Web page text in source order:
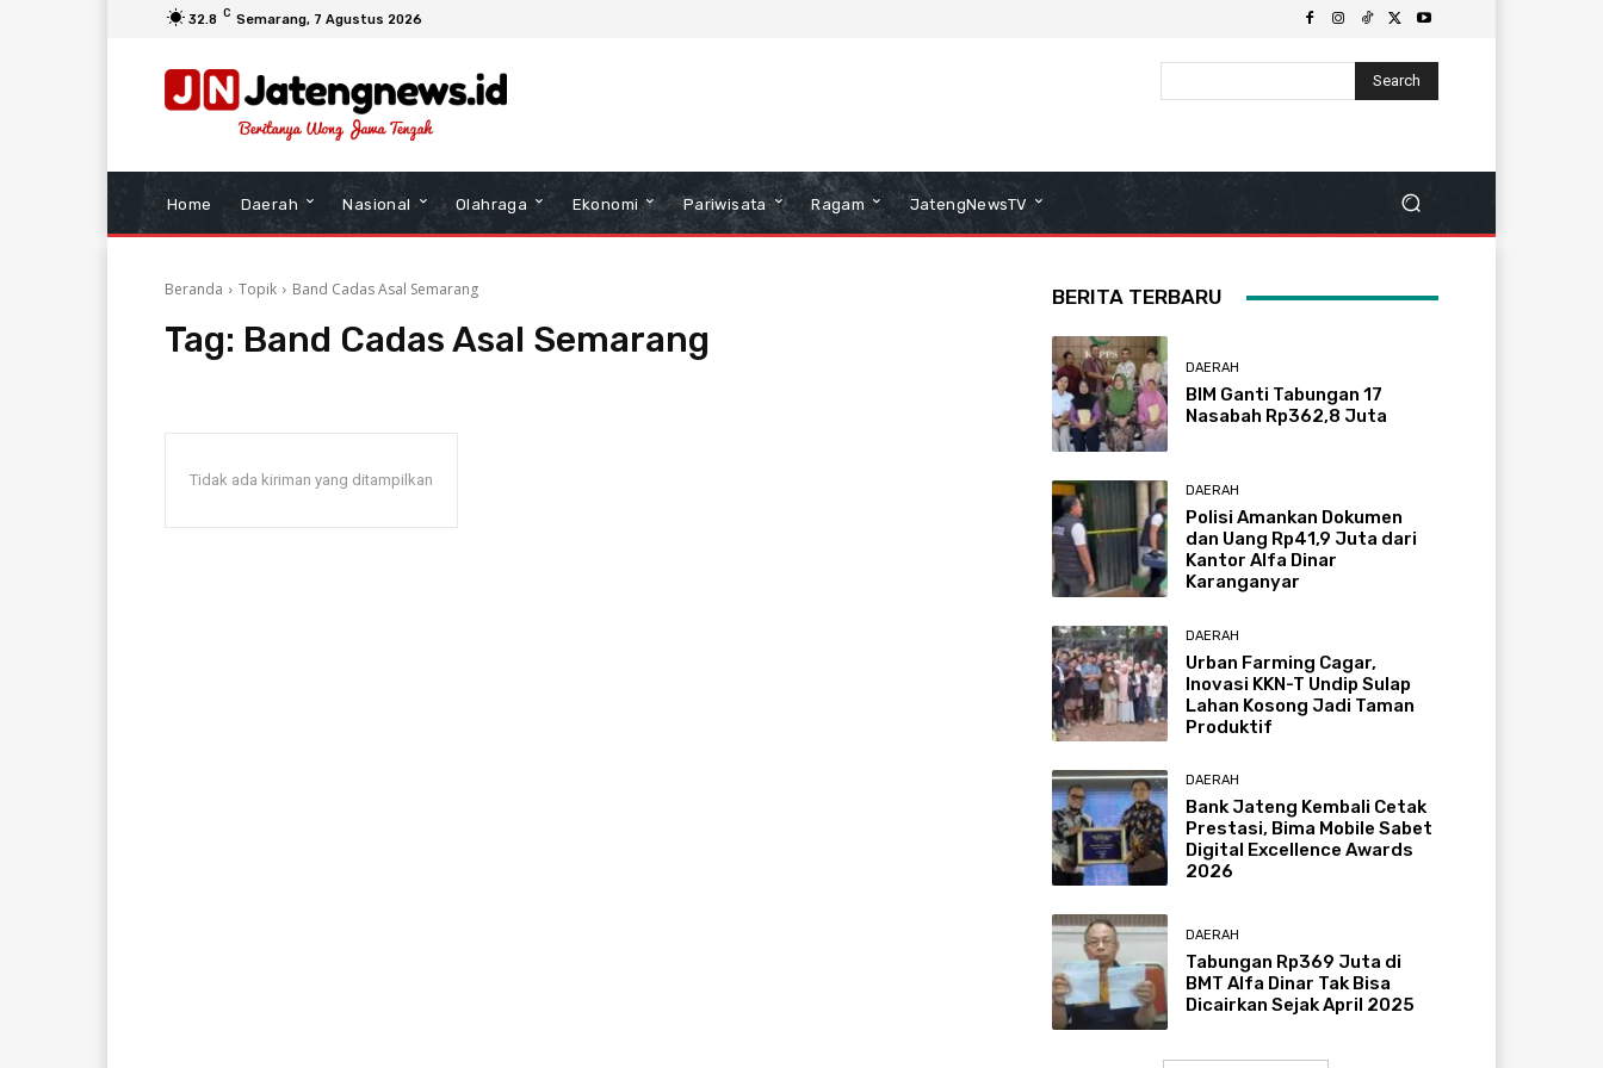
32.8 C Semarang, 7 Agustus 2026
Search
Home Daerah Nasional Olahraga Ekonomi Pariwisata Ragam JatengNewsTV
Beranda Topik Band Cadas Asal Semarang
Tag: Band Cadas Asal Semarang
Tidak ada kiriman yang ditampilkan
BERITA TERBARU
DAERAH
BIM Ganti Tabungan 17
Nasabah Rp362,8 Juta
DAERAH
Polisi Amankan Dokumen
dan Uang Rp41,9 Juta dari
Kantor Alfa Dinar
Karanganyar
DAERAH
Urban Farming Cagar,
Inovasi KKN-T Undip Sulap
Lahan Kosong Jadi Taman
Produktif
DAERAH
Bank Jateng Kembali Cetak
Prestasi, Bima Mobile Sabet
Digital Excellence Awards
2026
DAERAH
Tabungan Rp369 Juta di
BMT Alfa Dinar Tak Bisa
Dicairkan Sejak April 2025